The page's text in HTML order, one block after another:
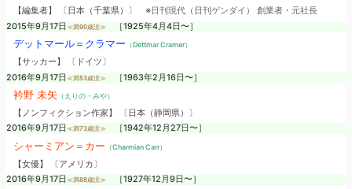
【編集者】 〔日本（千葉県）〕 ※日刊現代（日刊ゲンダイ） 創業者・元社長
2015年9月17日 ≪満90歳没≫ ［1925年4月4日〜］
デットマール＝クラマー （Dettmar Cramer）
【サッカー】 〔ドイツ〕
2016年9月17日 ≪満53歳没≫ ［1963年2月16日〜］
衿野 未矢 （えりの・みや）
【ノンフィクション作家】 〔日本（静岡県）〕
2016年9月17日 ≪満73歳没≫ ［1942年12月27日〜］
シャーミアン＝カー （Charmian Carr）
【女優】 〔アメリカ〕
2016年9月17日 ≪満88歳没≫ ［1927年12月9日〜］